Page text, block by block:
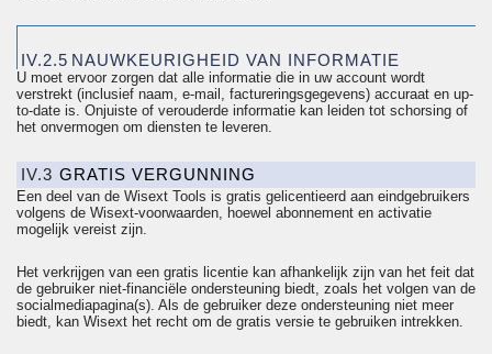
IV.2.5 NAUWKEURIGHEID VAN INFORMATIE
U moet ervoor zorgen dat alle informatie die in uw account wordt
verstrekt (inclusief naam, e-mail, factureringsgegevens) accuraat en up-
to-date is. Onjuiste of verouderde informatie kan leiden tot schorsing of
het onvermogen om diensten te leveren.
IV.3 GRATIS VERGUNNING
Een deel van de Wisext Tools is gratis gelicentieerd aan eindgebruikers
volgens de Wisext-voorwaarden, hoewel abonnement en activatie
mogelijk vereist zijn.
Het verkrijgen van een gratis licentie kan afhankelijk zijn van het feit dat
de gebruiker niet-financiële ondersteuning biedt, zoals het volgen van de
socialmediapagina(s). Als de gebruiker deze ondersteuning niet meer
biedt, kan Wisext het recht om de gratis versie te gebruiken intrekken.